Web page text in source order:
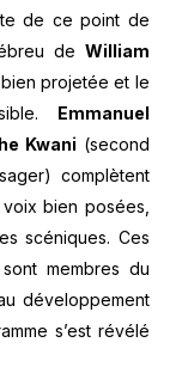
de ce point de
de William
projetée et le
Emmanuel
Kwani (second
complètent
bien posées,
scéniques. Ces
sont membres du
développement
s’est révélé